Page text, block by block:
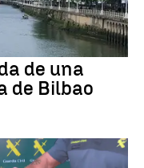
de una
de Bilbao